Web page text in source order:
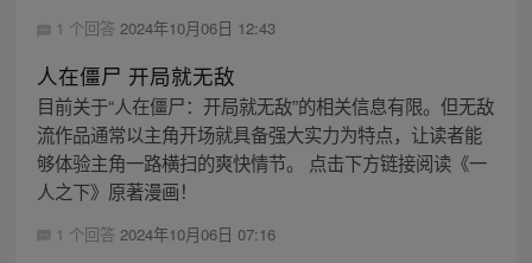
1 个回答 2024年10月06日 12:43
人在僵尸 开局就无敌
目前关于“人在僵尸：开局就无敌”的相关信息有限。但无敌
流作品通常以主角开场就具备强大实力为特点，让读者能
够体验主角一路横扫的爽快情节。 点击下方链接阅读《一
人之下》原著漫画！
1 个回答 2024年10月06日 07:16